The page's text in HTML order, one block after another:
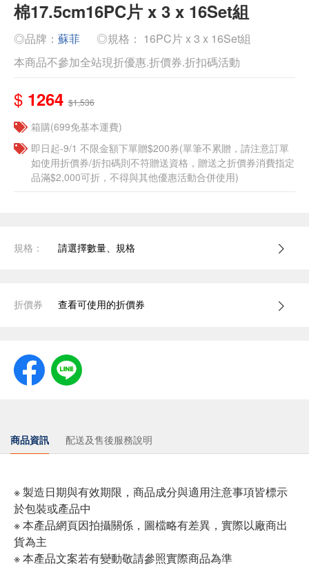
棉17.5cm16PC片 x 3 x 16Set組
◎品牌： 蘇菲
◎規格： 16PC片 x 3 x 16Set組
本商品不參加全站現折優惠.折價券.折扣碼活動
$ 1264 $1,536
箱購(699免基本運費)
即日起-9/1 不限金額下單贈$200券(單筆不累贈，請注意訂單
如使用折價券/折扣碼則不符贈送資格，贈送之折價券消費指定
品滿$2,000可折，不得與其他優惠活動合併使用)
規格： 請選擇數量、規格
折價券 查看可使用的折價券
商品資訊 配送及售後服務說明
※ 製造日期與有效期限，商品成分與適用注意事項皆標示
於包裝或產品中
※ 本產品網頁因拍攝關係，圖檔略有差異，實際以廠商出
貨為主
※ 本產品文案若有變動敬請參照實際商品為準